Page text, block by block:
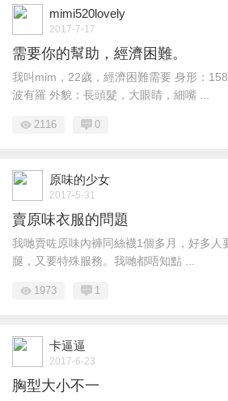
mimi520lovely
2017-7-17
需要你的幫助，經濟困難。
我叫mim，22歲，經濟困難需要 身形：
波有羅 外貌：長頭髮，大眼睛，細嘴 ...
2116 0
原味的少女
2017-5-31
賣原味衣服的問題
我哋賣咗原味內褲同絲襪1個多月，好多人
腿，又要特殊服務。我哋都唔知點 ...
1973 1
卡逼逼
2017-6-23
胸型大小不一